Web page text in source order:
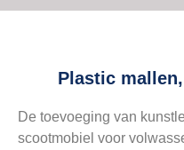
Plastic
De toevoeging van
scootmobiel voor